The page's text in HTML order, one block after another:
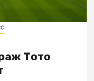
Тото